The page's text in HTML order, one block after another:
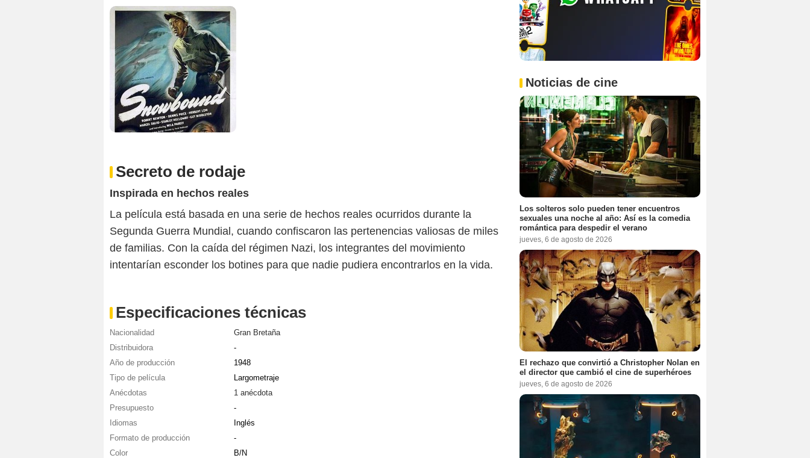
Secreto de rodaje
Inspirada en hechos reales
La película está basada en una serie de hechos reales ocurridos durante la
Segunda Guerra Mundial, cuando confiscaron las pertenencias valiosas de miles
de familias. Con la caída del régimen Nazi, los integrantes del movimiento
intentarían esconder los botines para que nadie pudiera encontrarlos en la vida.
Especificaciones técnicas
Nacionalidad
Gran Bretaña
Distribuidora
-
Año de producción
1948
Tipo de película
Largometraje
Anécdotas
1 anécdota
Presupuesto
-
Idiomas
Inglés
Formato de producción
-
Color
B/N
Noticias de cine
Los solteros solo pueden tener encuentros
sexuales una noche al año: Así es la comedia
romántica para despedir el verano
jueves, 6 de agosto de 2026
El rechazo que convirtió a Christopher Nolan en
el director que cambió el cine de superhéroes
jueves, 6 de agosto de 2026